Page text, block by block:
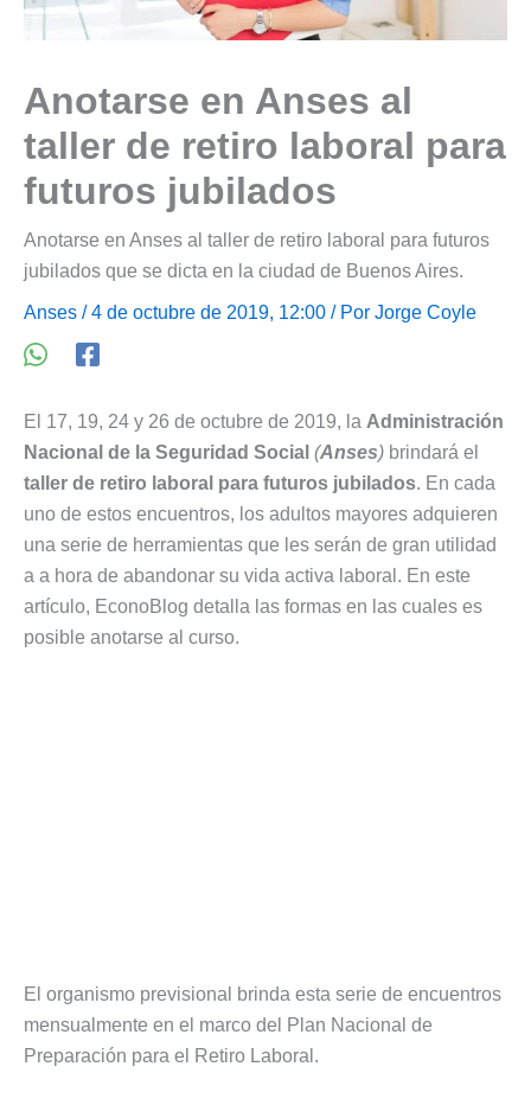
Anotarse en Anses al
taller de retiro laboral para
futuros jubilados
Anotarse en Anses al taller de retiro laboral para futuros
jubilados que se dicta en la ciudad de Buenos Aires.
Anses / 4 de octubre de 2019, 12:00 / Por Jorge Coyle
El 17, 19, 24 y 26 de octubre de 2019, la Administración
Nacional de la Seguridad Social (Anses) brindará el
taller de retiro laboral para futuros jubilados. En cada
uno de estos encuentros, los adultos mayores adquieren
una serie de herramientas que les serán de gran utilidad
a a hora de abandonar su vida activa laboral. En este
artículo, EconoBlog detalla las formas en las cuales es
posible anotarse al curso.
El organismo previsional brinda esta serie de encuentros
mensualmente en el marco del Plan Nacional de
Preparación para el Retiro Laboral.